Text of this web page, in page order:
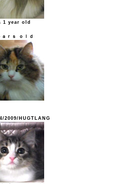
1 year old
ｒｓ ｏｌｄ
2009/HUGTLANG